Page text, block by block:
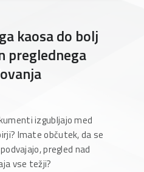
kaosa do bolj
preglednega
izgubljajo med
Imate občutek, da se
pregled nad
vse težji?